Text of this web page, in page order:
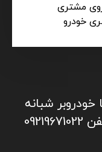
شبانه
روزی تهران (تردد) با شماره تلفن 09219671022